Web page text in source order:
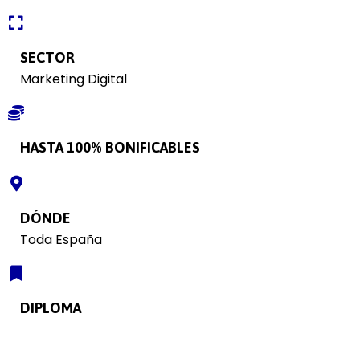
SECTOR
Marketing Digital
HASTA 100% BONIFICABLES
DÓNDE
Toda España
DIPLOMA